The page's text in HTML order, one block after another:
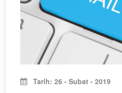
Tarih: 26 - Subat - 2019